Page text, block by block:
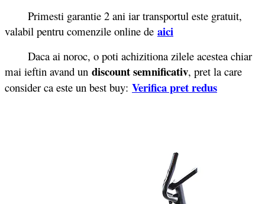
Primesti garantie 2 ani iar transportul este gratuit,
valabil pentru comenzile online de aici
Daca ai noroc, o poti achizitiona zilele acestea chiar
mai ieftin avand un discount semnificativ, pret la care
consider ca este un best buy: Verifica pret redus